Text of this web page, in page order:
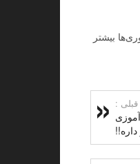
بیشتر
قبلی :